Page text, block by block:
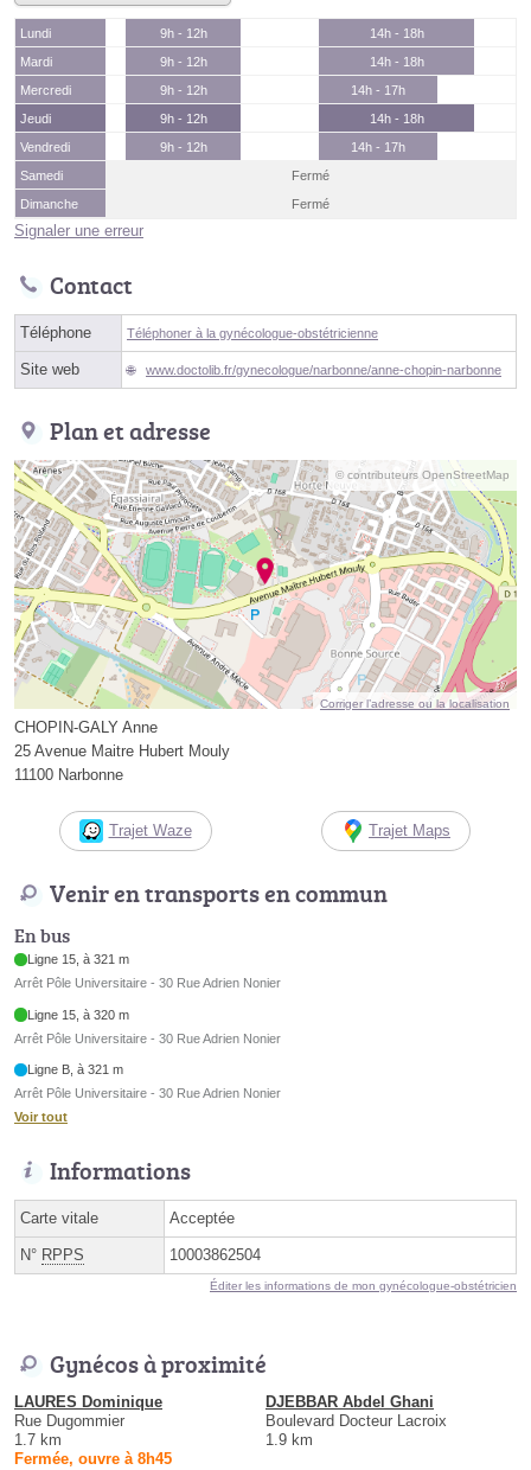
Lundi 9h - 12h
14h - 18h
Mardi
9h - 12h
14h - 18h
Mercredi
9h - 12h
14h - 17h
Jeudi
9h - 12h
14h - 18h
Vendredi
9h - 12h
14h - 17h
Samedi
Fermé
Dimanche
Fermé
Signaler une erreur
Contact
Téléphone Téléphoner à la gynécologue-obstétricienne
Site web www.doctolib.fr/gynecologue/narbonne/anne-chopin-narbonne
Plan et adresse
© contributeurs OpenStreetMap
Corriger l’adresse ou la localisation
CHOPIN-GALY Anne
25 Avenue Maitre Hubert Mouly
11100 Narbonne
Trajet Waze Trajet Maps
Venir en transports en commun
En bus
Ligne 15, à 321 m
Arrêt Pôle Universitaire - 30 Rue Adrien Nonier
Ligne 15, à 320 m
Arrêt Pôle Universitaire - 30 Rue Adrien Nonier
Ligne B, à 321 m
Arrêt Pôle Universitaire - 30 Rue Adrien Nonier
Voir tout
Informations
Carte vitale Acceptée
N° RPPS 10003862504
Éditer les informations de mon gynécologue-obstétricien
Gynécos à proximité
LAURES Dominique
Rue Dugommier
1.7 km
Fermée, ouvre à 8h45
DJEBBAR Abdel Ghani
Boulevard Docteur Lacroix
1.9 km